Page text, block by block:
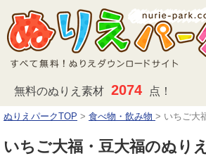
無料のぬりえ素材 2074 点！
ぬりえパークTOP > 食べ物・飲み物 > いちご大
いちご大福・豆大福のぬりえ